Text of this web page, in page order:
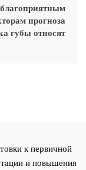
прогноза
губы относят
к первичной
и повышения